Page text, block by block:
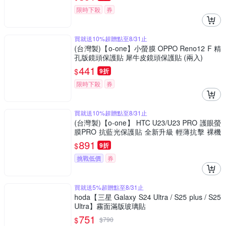
限時下殺 券
買就送10%超贈點至8/31止
(台灣製)【o-one】小螢膜 OPPO Reno12 F 精
孔版鏡頭保護貼 犀牛皮鏡頭保護貼 (兩入)
$441 9折
限時下殺 券
買就送10%超贈點至8/31止
(台灣製)【o-one】 HTC U23/U23 PRO 護眼螢
膜PRO 抗藍光保護貼 全新升級 輕薄抗擊 裸機
質感 划痕自動修復
$891 9折
挑戰低價 券
買就送5%超贈點至8/31止
hoda【三星 Galaxy S24 Ultra / S25 plus / S25
Ultra】霧面滿版玻璃貼
$751 $790